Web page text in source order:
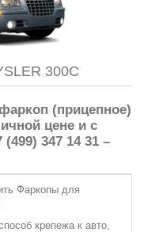
300C
(прицепное)
цене и с
347 14 31 –
Фаркопы для
крепежа к авто,